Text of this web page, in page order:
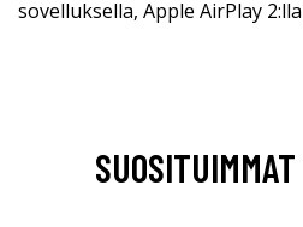
sovelluksella, Apple AirPlay